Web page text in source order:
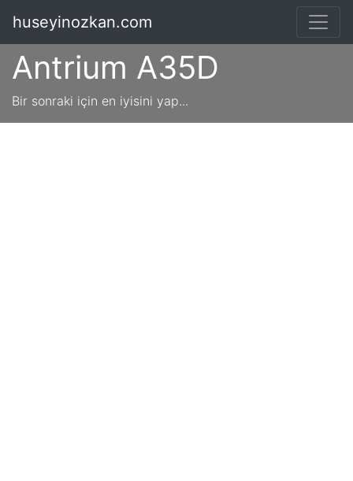
Antrium A35D
Bir sonraki için en iyisini yap...
huseyinozkan.com